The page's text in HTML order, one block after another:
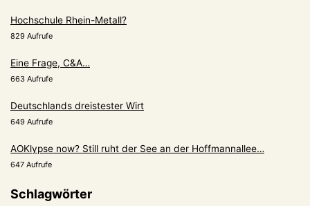
Hochschule Rhein-Metall?
829 Aufrufe
Eine Frage, C&A…
663 Aufrufe
Deutschlands dreistester Wirt
649 Aufrufe
AOKlypse now? Still ruht der See an der Hoffmannallee…
647 Aufrufe
Schlagwörter